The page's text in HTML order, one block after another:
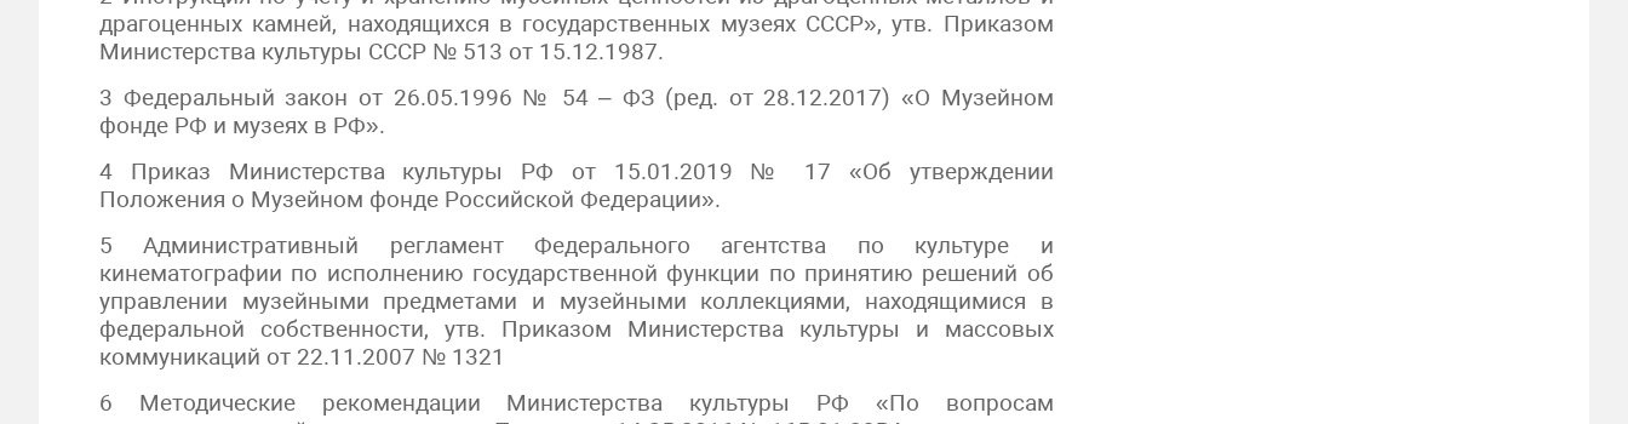
драгоценных камней, находящихся в государственных музеях СССР», утв. Приказом
Министерства культуры СССР № 513 от 15.12.1987.
3 Федеральный закон от 26.05.1996 № 54 – ФЗ (ред. от 28.12.2017) «О Музейном
фонде РФ и музеях в РФ».
4 Приказ Министерства культуры РФ от 15.01.2019 № 17 «Об утверждении
Положения о Музейном фонде Российской Федерации».
5 Административный регламент Федерального агентства по культуре и
кинематографии по исполнению государственной функции по принятию решений об
управлении музейными предметами и музейными коллекциями, находящимися в
федеральной собственности, утв. Приказом Министерства культуры и массовых
коммуникаций от 22.11.2007 № 1321
6 Методические рекомендации Министерства культуры РФ «По вопросам